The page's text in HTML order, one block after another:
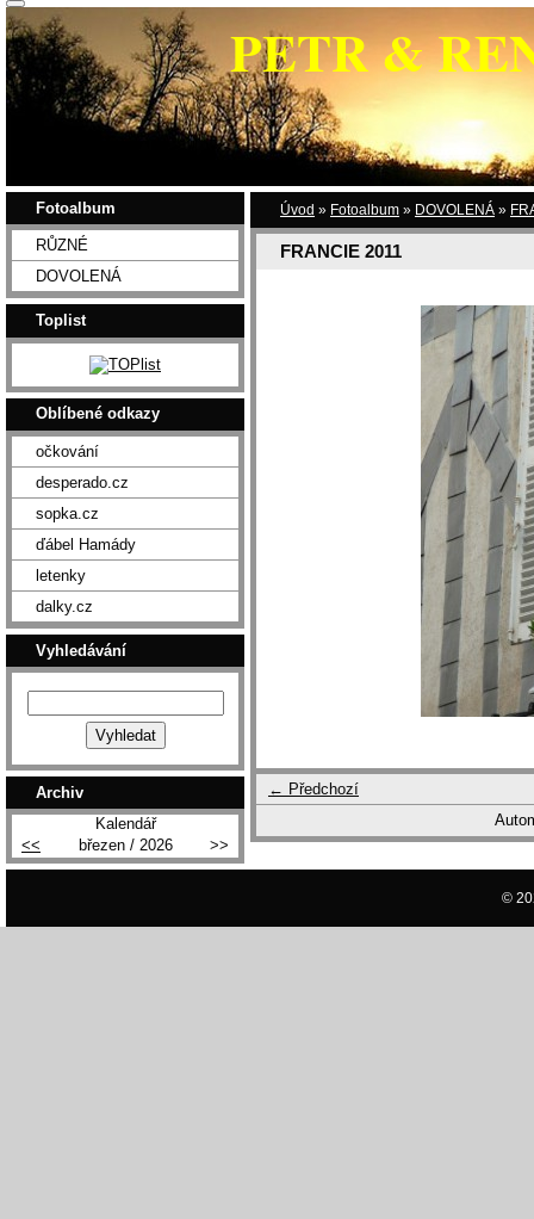
PETR &
Úvod » Fotoalbum » DOVOLENÁ »
FRANCIE 2011
← Předchozí
Fotoalbum
RŮZNÉ
DOVOLENÁ
Toplist
Oblíbené odkazy
očkování
desperado.cz
sopka.cz
ďábel Hamády
letenky
dalky.cz
Vyhledávání
Archiv
Kalendář
<<
březen / 2026 >>
©